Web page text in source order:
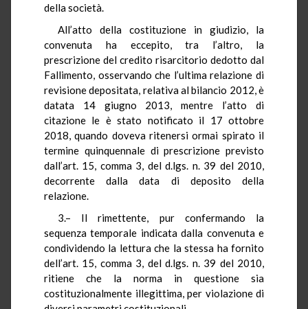
della società.
All’atto della costituzione in giudizio, la
convenuta ha eccepito, tra l’altro, la
prescrizione del credito risarcitorio dedotto dal
Fallimento, osservando che l’ultima relazione di
revisione depositata, relativa al bilancio 2012, è
datata 14 giugno 2013, mentre l’atto di
citazione le è stato notificato il 17 ottobre
2018, quando doveva ritenersi ormai spirato il
termine quinquennale di prescrizione previsto
dall’art. 15, comma 3, del d.lgs. n. 39 del 2010,
decorrente dalla data di deposito della
relazione.
3.– Il rimettente, pur confermando la
sequenza temporale indicata dalla convenuta e
condividendo la lettura che la stessa ha fornito
dell’art. 15, comma 3, del d.lgs. n. 39 del 2010,
ritiene che la norma in questione sia
costituzionalmente illegittima, per violazione di